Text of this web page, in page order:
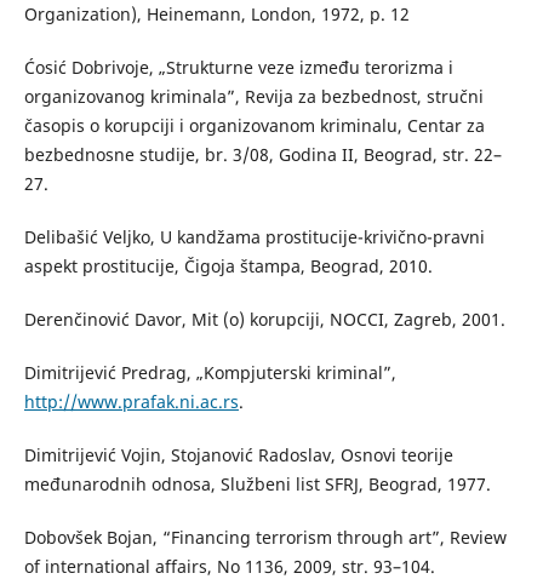
Organization), Heinemann, London, 1972, p. 12
Ćosić Dobrivoje, „Strukturne veze između terorizma i
organizovanog kriminala”, Revija za bezbednost, stručni
časopis o korupciji i organizovanom kriminalu, Centar za
bezbednosne studije, br. 3/08, Godina II, Beograd, str. 22–
27.
Delibašić Veljko, U kandžama prostitucije-krivično-pravni
aspekt prostitucije, Čigoja štampa, Beograd, 2010.
Derenčinović Davor, Mit (o) korupciji, NOCCI, Zagreb, 2001.
Dimitrijević Predrag, „Kompjuterski kriminal”,
http://www.prafak.ni.ac.rs.
Dimitrijević Vojin, Stojanović Radoslav, Osnovi teorije
međunarodnih odnosa, Službeni list SFRJ, Beograd, 1977.
Dobovšek Bojan, “Financing terrorism through art”, Review
of international affairs, No 1136, 2009, str. 93–104.